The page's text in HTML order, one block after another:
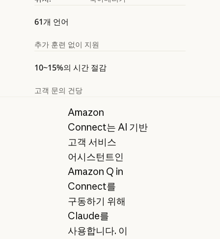
61개 언어
추가 훈련 없이 지원
10~15%의 시간 절감
고객 문의 건당
Amazon
Connect는 AI 기반
고객 서비스
어시스턴트인
Amazon Q in
Connect를
구동하기 위해
Claude를
사용합니다. 이